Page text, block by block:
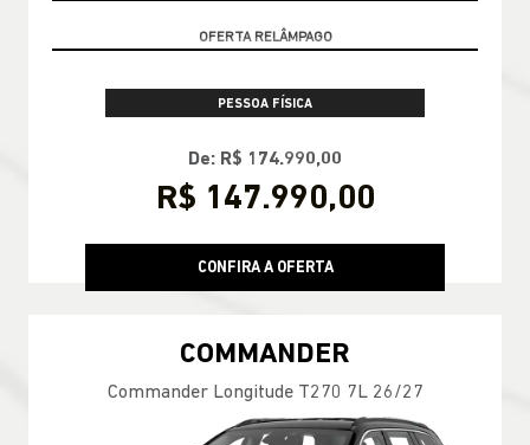
VALOR COM SEU USADO NA TROCA
PESSOA FÍSICA
De: R$ 174.990,00
R$ 147.990,00
CONFIRA A OFERTA
COMMANDER
Commander Longitude T270 7L 26/27